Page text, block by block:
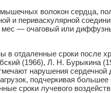
волокон сердца,
и периваскулярной
— очаговый или
в отдаленные сроки после
(1966), Л. Н. Бурыкина
нарушения сердечной
подчеркивая большее
сроки лучевого